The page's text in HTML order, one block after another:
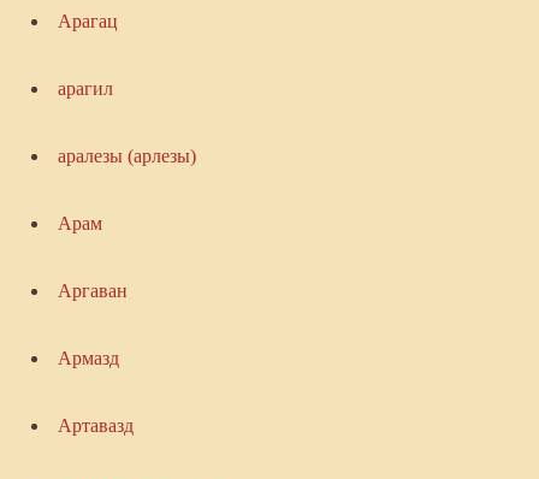
Арагац
арагил
аралезы (арлезы)
Арам
Аргаван
Армазд
Артавазд